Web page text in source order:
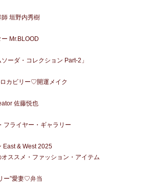
垣野内秀樹
Mr.BLOOD
ーダ・コレクション Part-2」
カビリー♡開運メイク
佐藤悦也
フライヤー・ギャラリー
East & West 2025
ススメ・ファッション・アイテム
ー”愛妻♡弁当